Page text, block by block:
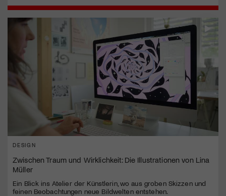
DESIGN
Zwischen Traum und Wirklichkeit: Die Illustrationen von Lina
Müller
Ein Blick ins Atelier der Künstlerin, wo aus groben Skizzen und
feinen Beobachtungen neue Bildwelten entstehen.